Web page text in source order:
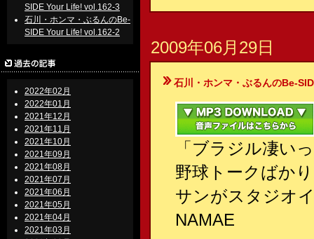
SIDE Your Life! vol.162-3
石川・ホンマ・ぶるんのBe-
SIDE Your Life! vol.162-2
2022年02月
2022年01月
2021年12月
2021年11月
2021年10月
2021年09月
2021年08月
2021年07月
2021年06月
2021年05月
2021年04月
2021年03月
2009年06月29日
石川・ホンマ・ぶるんのBe-
「ブラジル凄い
野球トークばか
サンがスタジオ
NAMAE